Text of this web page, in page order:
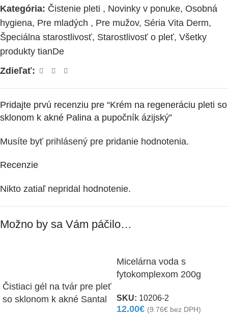
Kategória: Čistenie pleti , Novinky v ponuke, Osobná
hygiena, Pre mladých , Pre mužov, Séria Vita Derm,
Špeciálna starostlivosť, Starostlivosť o pleť, Všetky
produkty tianDe
Zdieľať:
Recenzie
Nikto zatiaľ nepridal hodnotenie.
Pridajte prvú recenziu pre “Krém na regeneráciu pleti so
sklonom k ​​akné Palina a pupočník ázijský”
Musíte byť prihlásený pre pridanie hodnotenia.
Možno by sa Vám páčilo…
Čistiaci gél na tvár pre pleť
so sklonom k ​​akné Santal
Micelárna voda s
fytokomplexom 200g
SKU: 10206-2
12.00€ (9.76€ bez DPH)